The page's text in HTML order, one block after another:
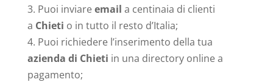
Puoi inviareemail a centinaia di clienti
a Chieti o in tutto il resto d’Italia;
Puoi richiedere l’inserimento della tua
azienda di Chieti in una directory online a
pagamento;